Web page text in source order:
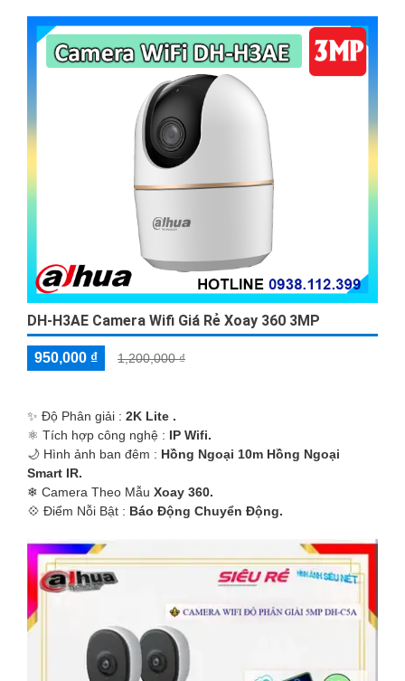
DH-H3AE Camera Wifi Giá Rẻ Xoay 360 3MP
950,000 ₫ 1,200,000 ₫
✨ Độ Phân giải : 2K Lite .
⚛️ Tích hợp công nghệ : IP Wifi.
🌙 Hình ảnh ban đêm : Hồng Ngoại 10m Hồng Ngoại
Smart IR.
❄ Camera Theo Mẫu Xoay 360.
️💠 Điểm Nỗi Bật : Báo Động Chuyển Động.